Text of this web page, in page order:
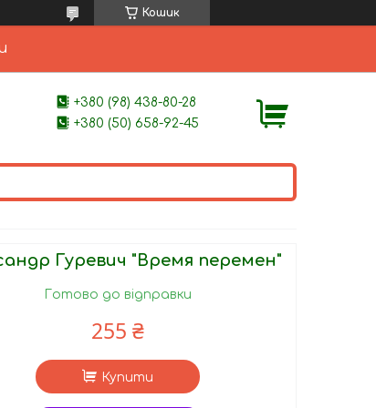
Кошик
+380 (98) 438-80-28
+380 (50) 658-92-45
Гуревич "Время перемен"
Готово до відправки
255 ₴
Купити